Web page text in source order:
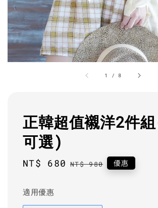
1 / 8
正韓超值襯洋2件
可選)
Sale
NT$ 680 Regular
NT$ 980 優惠
適用優惠